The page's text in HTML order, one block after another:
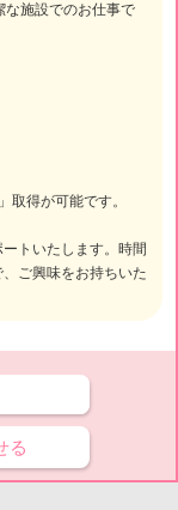
な施設でのお仕事で
取得が可能です。
トいたします。時間
ご興味をお持ちいた
る